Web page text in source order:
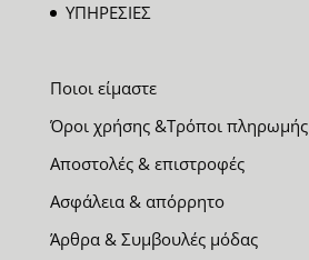
ΥΠΗΡΕΣΙΕΣ
Ποιοι είμαστε
Όροι χρήσης &Τρόποι πληρωμής
Αποστολές & επιστροφές
Ασφάλεια & απόρρητο
Άρθρα & Συμβουλές μόδας